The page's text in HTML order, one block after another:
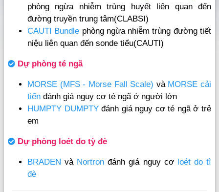
phòng ngừa nhiễm trùng huyết liên quan đến
đường truyền trung tâm(CLABSI)
CAUTI Bundle phòng ngừa nhiễm trùng đường tiết
niệu liên quan đến sonde tiểu(CAUTI)
Dự phòng té ngã
MORSE (MFS - Morse Fall Scale) và MORSE cải
tiến đánh giá nguy cơ té ngã ở người lớn
HUMPTY DUMPTYđánh giá nguy cơ té ngã ở trẻ
em
Dự phòng loét do tỳ đè
BRADEN và Nortron đánh giá nguy cơ loét do tì
đè